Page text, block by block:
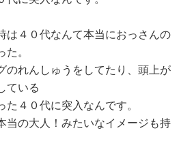
は４０代なんて本当におっさんの
た。
のれんしゅうをしてたり、頭上が
ている
た４０代に突入なんです。
当の大人！みたいなイメージも持